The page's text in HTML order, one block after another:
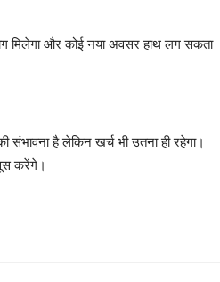
मिलेगा और कोई नया अवसर हाथ लग सकता
है लेकिन खर्च भी उतना ही रहेगा।
करेंगे।